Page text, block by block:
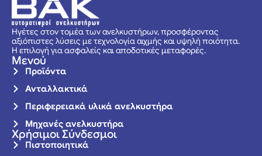
Ηγέτες στον τομέα των ανελκυστήρων, προσφέροντας
αξιόπιστες λύσεις με τεχνολογία αιχμής και υψηλή ποιότητα.
Η επιλογή για ασφαλείς και αποδοτικές μεταφορές.
Μενού
Προϊόντα
Ανταλλακτικά
Περιφερειακά υλικά ανελκυστήρα
Μηχανές ανελκυστήρα
Χρήσιμοι Σύνδεσμοι
Πιστοποιητικά